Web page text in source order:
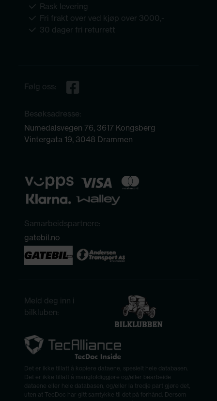
Rask levering
Fri frakt over ved kjøp over 3000,-
30 dager fri returrett
Følg oss:
Besøksadresse:
Numedalsvegen 76, 3617 Kongsberg
Vintergata 19, 3048 Drammen
Samarbeidspartnere:
gatebil.no
Meld deg inn i
bilkluben:
Det er ikke tillatt å kopiere dataene, spesielt hele databasen.
Det er ikke tillatt å mangfoldiggjøre og/eller bearbeide
dataene eller hele databasen, og/eller la tredje part gjøre det,
uten at TecDoc har gitt samtykke til det på forhånd. Dersom